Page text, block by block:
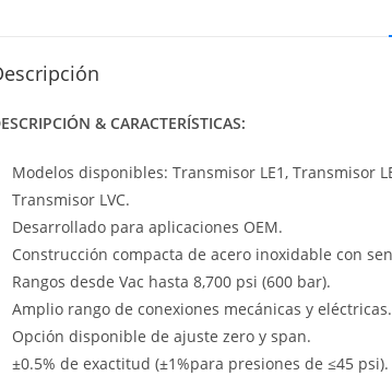
& CARACTERÍSTICAS:
Modelos disponibles: Transmisor LE1, Transmisor
Transmisor LVC.
Desarrollado para aplicaciones OEM.
Construcción compacta de acero inoxidable con
Rangos desde Vac hasta 8,700 psi (600 bar).
Amplio rango de conexiones mecánicas y eléctricas.
Opción disponible de ajuste zero y span.
±0.5% de exactitud (±1%para presiones de ≤45 psi).